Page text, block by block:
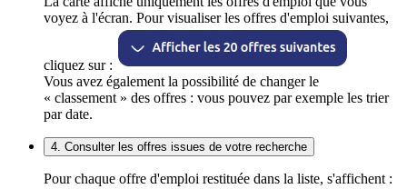
voyez à l'écran. Pour visualiser les offres d'emploi suivantes,
cliquez sur :
Vous avez également la possibilité de changer le
« classement » des offres : vous pouvez par exemple les trier
par date.
4. Consulter les offres issues de votre recherche
Pour chaque offre d'emploi restituée dans la liste, s'affichent :